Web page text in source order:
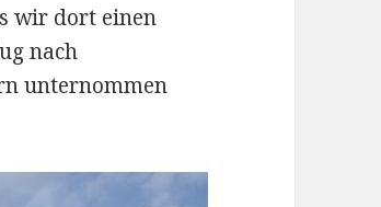
wir dort einen
nach
unternommen